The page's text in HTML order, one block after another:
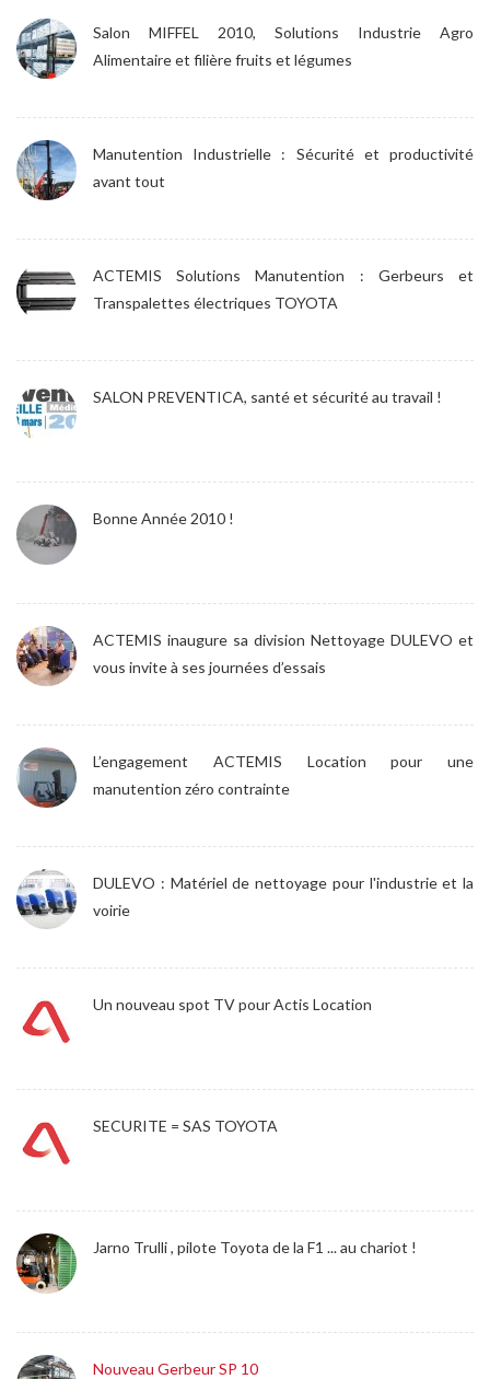
Salon MIFFEL 2010, Solutions Industrie Agro
Alimentaire et filière fruits et légumes
Manutention Industrielle : Sécurité et productivité
avant tout
ACTEMIS Solutions Manutention : Gerbeurs et
Transpalettes électriques TOYOTA
SALON PREVENTICA, santé et sécurité au travail !
Bonne Année 2010 !
ACTEMIS inaugure sa division Nettoyage DULEVO et
vous invite à ses journées d’essais
L’engagement ACTEMIS Location pour une
manutention zéro contrainte
DULEVO : Matériel de nettoyage pour l'industrie et la
voirie
Un nouveau spot TV pour Actis Location
SECURITE = SAS TOYOTA
Jarno Trulli , pilote Toyota de la F1 ... au chariot !
Nouveau Gerbeur SP 10